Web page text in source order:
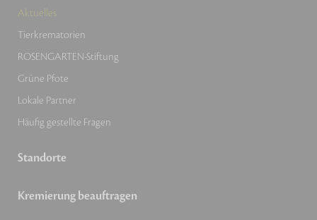
Aktuelles
Tierkrematorien
ROSENGARTEN-Stiftung
Grüne Pfote
Lokale Partner
Häufig gestellte Fragen
Standorte
Kremierung beauftragen